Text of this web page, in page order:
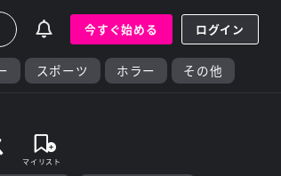
今すぐ始める ログイン
スポーツ ホラー その他